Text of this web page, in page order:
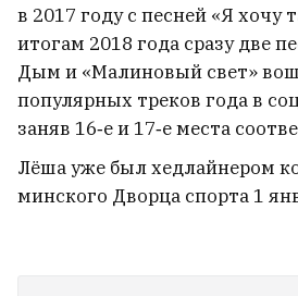
в 2017 году с песней «Я хочу
итогам 2018 года сразу две
Дым и «Малиновый свет»
популярных треков года в
заняв 16‑е и 17‑е места
Лёша уже был хедлайнером
минского Дворца спорта 1